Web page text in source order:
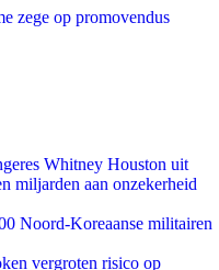
zege op promovendus
Whitney Houston uit
miljarden aan onzekerheid
Noord-Koreaanse militairen
vergroten risico op